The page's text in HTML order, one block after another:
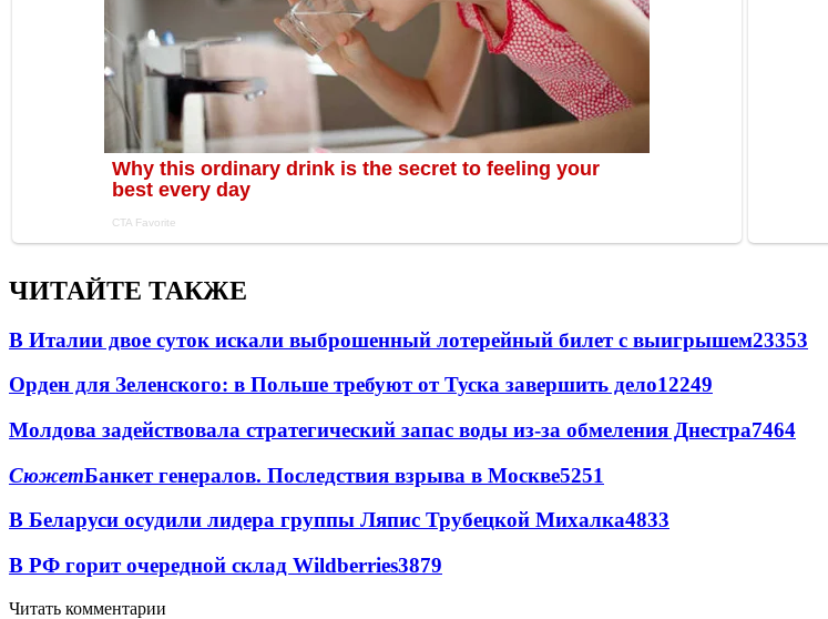
ЧИТАЙТЕ ТАКЖЕ
В Италии двое суток искали выброшенный лотерейный билет с выигрышем23353
Орден для Зеленского: в Польше требуют от Туска завершить дело12249
Молдова задействовала стратегический запас воды из-за обмеления Днестра7464
СюжетБанкет генералов. Последствия взрыва в Москве5251
В Беларуси осудили лидера группы Ляпис Трубецкой Михалка4833
В РФ горит очередной склад Wildberries3879
Читать комментарии